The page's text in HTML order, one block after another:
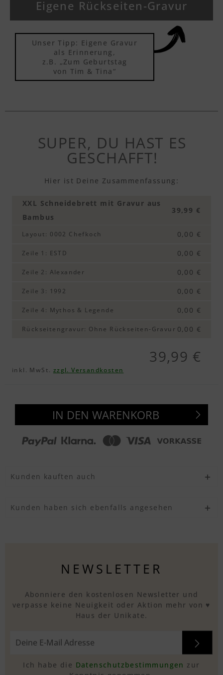
Eigene Rückseiten-Gravur
Unser Tipp: Eigene Gravur
als Erinnerung,
z.B. „Zum Geburtstag
von Tim & Tina“
SUPER, DU HAST ES
GESCHAFFT!
Hier ist Deine Zusammenfassung:
XXL Schneidebrett mit Gravur aus
Bambus
39,99 €
Layout: 0002 Chefkoch 0,00 €
Zeile 1 : ESTD 0,00 €
Zeile 2 : Alexander 0,00 €
Zeile 3 : 1992 0,00 €
Zeile 4: Mythos & Legende 0,00 €
Rückseitengravur: Ohne Rückseiten-Gravur 0,00 €
39,99 €
inkl. MwSt. zzgl. Versandkosten
IN DEN WARENKORB
Kunden kauften auch
Kunden haben sich ebenfalls angesehen
NEWSLETTER
Abonniere den kostenlosen Newsletter und
verpasse keine Neuigkeit oder Aktion mehr von ♥
Haus der Unikate.
Ich habe die Datenschutzbestimmungen zur